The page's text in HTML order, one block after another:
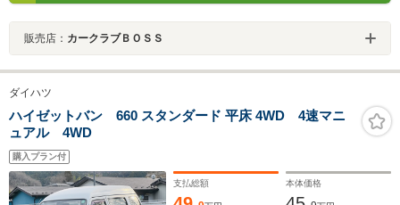
販売店： カークラブＢＯＳＳ
ダイハツ
ハイゼットバン 660 スタンダード 平床 4WD 4速マニ
ュアル 4WD
購入プラン付
支払総額 本体価格